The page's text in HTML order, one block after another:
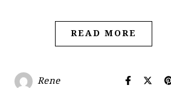
READ MORE
Rene